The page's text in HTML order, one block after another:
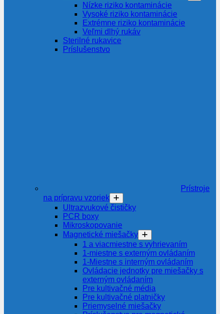
Nízke riziko kontaminácie
Vysoké riziko kontaminácie
Extrémne riziko kontaminácie
Veľmi dlhý rukáv
Sterilné rukavice
Príslušenstvo
Prístroje
na prípravu vzoriek
Ultrazvukové čističky
PCR boxy
Mikroskopovanie
Magnetické miešačky
1 a viacmiestne s vyhrievaním
1-miestne s externým ovládaním
1-Miestne s interným ovládaním
Ovládacie jednotky pre miešačky s
externým ovládaním
Pre kultivačné média
Pre kultivačné platničky
Priemyselné miešačky